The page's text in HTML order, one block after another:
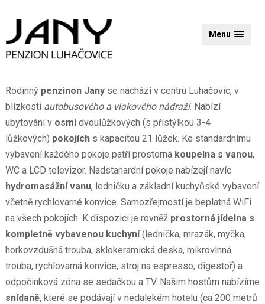
Menu
Rodinný penzinon Janyse nachází v centru Luhačovic, v
blízkosti autobusového a vlakového nádraží. Nabízí
ubytování v osmidvoulůžkových (s přístýlkou 3-4
lůžkových) pokojíchs kapacitou 21 lůžek. Ke standardnímu
vybavení každého pokoje patří prostorná koupelna s vanou,
WC a LCD televizor. Nadstanardní pokoje nabízejí navíc
hydromasážní vanu, ledničku a základní kuchyňské vybavení
včetně rychlovarné konvice. Samozřejmostí je beplatná WiFi
na všech pokojích. K dispozici je rovněž prostorná jídelna s
kompletně vybavenou kuchyní(lednička, mrazák, myčka,
horkovzdušná trouba, sklokeramická deska, mikrovlnná
trouba, rychlovarná konvice, stroj na espresso, digestoř) a
odpočinková zóna se sedačkou a TV. Našim hostům nabízíme
snídaně, které se podávají v nedalekém hotelu (ca 200 metrů